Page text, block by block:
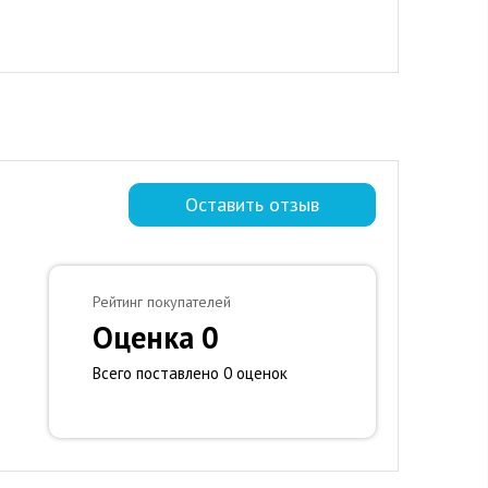
Оставить отзыв
Рейтинг покупателей
Оценка 0
Всего поставлено 0 оценок